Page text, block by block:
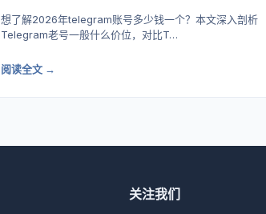
想了解2026年telegram账号多少钱一个？本文深入剖析
Telegram老号一般什么价位，对比T…
阅读全文 →
关注我们